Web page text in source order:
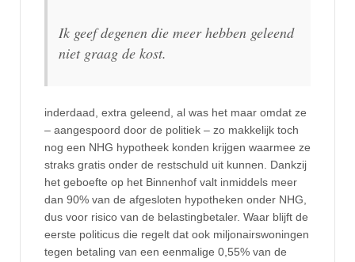
Ik geef degenen die meer hebben geleend
niet graag de kost.
inderdaad, extra geleend, al was het maar omdat ze
– aangespoord door de politiek – zo makkelijk toch
nog een NHG hypotheek konden krijgen waarmee ze
straks gratis onder de restschuld uit kunnen. Dankzij
het geboefte op het Binnenhof valt inmiddels meer
dan 90% van de afgesloten hypotheken onder NHG,
dus voor risico van de belastingbetaler. Waar blijft de
eerste politicus die regelt dat ook miljonairswoningen
tegen betaling van een eenmalige 0,55% van de